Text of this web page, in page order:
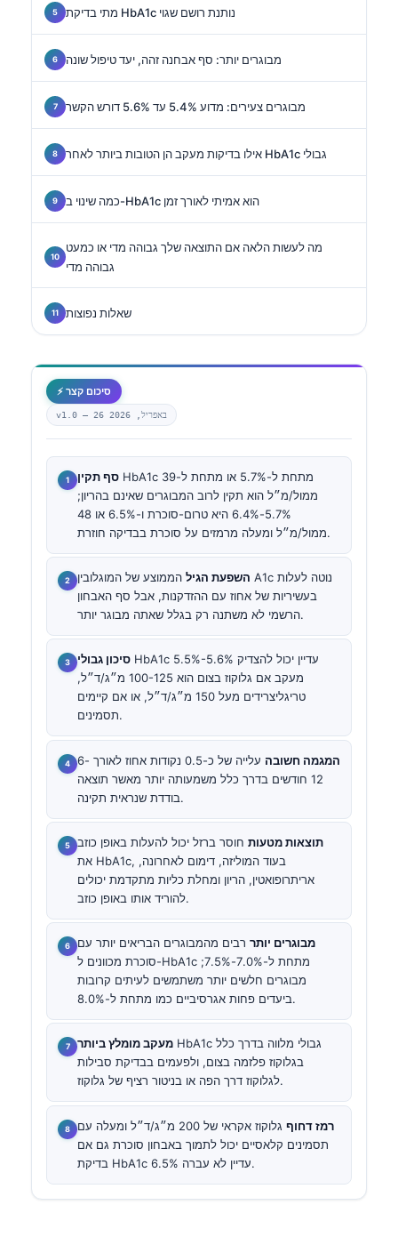
מתי בדיקת HbA1c נותנת רושם שגוי
מבוגרים יותר: סף אבחנה זהה, יעד טיפול שונה
מבוגרים צעירים: מדוע 5.4% עד 5.6% דורש הקשר
אילו בדיקות מעקב הן הטובות ביותר לאחר HbA1c גבולי
כמה שינוי ב-HbA1c הוא אמיתי לאורך זמן
מה לעשות הלאה אם התוצאה שלך גבוהה מדי או כמעט
גבוהה מדי
שאלות נפוצות
⚡ סיכום קצר
v1.0 — 26 באפריל, 2026
סף תקין HbA1c מתחת ל-5.7% או מתחת ל-39
ממול/מ״ל הוא תקין לרוב המבוגרים שאינם בהריון;
5.7%-6.4% היא טרום-סוכרת ו-6.5% או 48
ממול/מ״ל ומעלה מרמזים על סוכרת בבדיקה חוזרת.
השפעת הגיל הממוצע של המוגלובין A1c נוטה לעלות
בעשיריות של אחוז עם ההזדקנות, אבל סף האבחון
הרשמי לא משתנה רק בגלל שאתה מבוגר יותר.
סיכון גבולי HbA1c 5.5%-5.6% עדיין יכול להצדיק
מעקב אם גלוקוז בצום הוא 100-125 מ״ג/ד״ל,
טריגליצרידים מעל 150 מ״ג/ד״ל, או אם קיימים
תסמינים.
המגמה חשובה
עלייה של כ-0.5 נקודות אחוז לאורך 6-
12 חודשים בדרך כלל משמעותה יותר מאשר תוצאה
בודדת שנראית תקינה.
תוצאות מטעות חוסר ברזל יכול להעלות באופן כוזב
את HbA1c, בעוד המוליזה, דימום לאחרונה,
אריתרופואטין, הריון ומחלת כליות מתקדמת יכולים
להוריד אותו באופן כוזב.
מבוגרים יותר רבים מהמבוגרים הבריאים יותר עם
סוכרת מכוונים ל-HbA1c מתחת ל-7.0%-7.5%;
מבוגרים חלשים יותר משתמשים לעיתים קרובות
ביעדים פחות אגרסיביים כמו מתחת ל-8.0%.
מעקב מומלץ ביותר HbA1c גבולי מלווה בדרך כלל
בגלוקוז פלזמה בצום, ולפעמים בבדיקת סבילות
לגלוקוז דרך הפה או בניטור רציף של גלוקוז.
רמז דחוף
גלוקוז אקראי של 200 מ״ג/ד״ל ומעלה עם
תסמינים קלאסיים יכול לתמוך באבחון סוכרת גם אם
בדיקת HbA1c עדיין לא עברה 6.5%.